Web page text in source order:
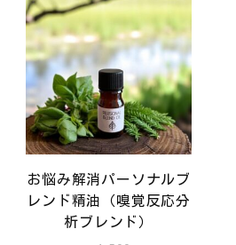
お悩み解消パーソナルブ
レンド精油（嗅覚反応分
析ブレンド）